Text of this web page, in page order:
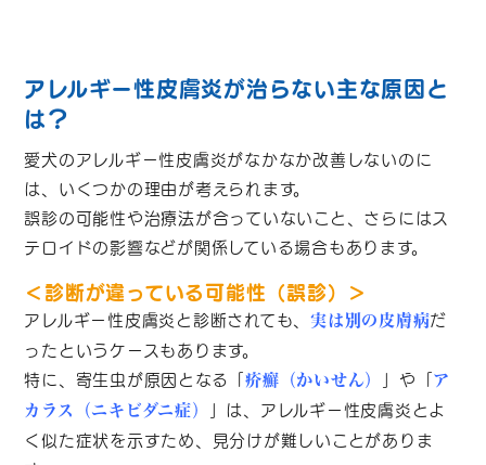
アレルギー性皮膚炎が治らない主な原因と
は？
愛犬のアレルギー性皮膚炎がなかなか改善しないのに
は、いくつかの理由が考えられます。
誤診の可能性や治療法が合っていないこと、さらにはス
テロイドの影響などが関係している場合もあります。
＜診断が違っている可能性（誤診）＞
アレルギー性皮膚炎と診断されても、実は別の皮膚病だ
ったというケースもあります。
特に、寄生虫が原因となる「疥癬（かいせん） 」や「ア
カラス（ニキビダニ症）
」は、アレルギー性皮膚炎とよ
く似た症状を示すため、見分けが難しいことがありま